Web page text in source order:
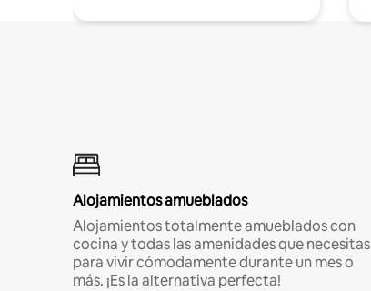
Alojamientos amueblados
Alojamientos totalmente amueblados con
cocina y todas las amenidades que necesitas
para vivir cómodamente durante un mes o
más. ¡Es la alternativa perfecta!